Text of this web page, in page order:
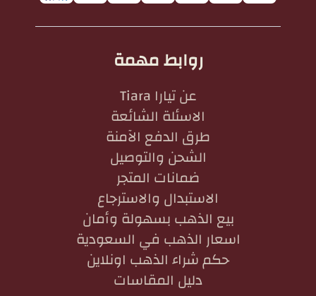
روابط مهمة
عن تيارا Tiara
الاسئلة الشائعة
طرق الدفع الآمنة
الشحن والتوصيل
ضمانات المتجر
الاستبدال والاسترجاع
بيع الذهب بسهولة وأمان
اسعار الذهب في السعودية
حكم شراء الذهب اونلاين
دليل المقاسات